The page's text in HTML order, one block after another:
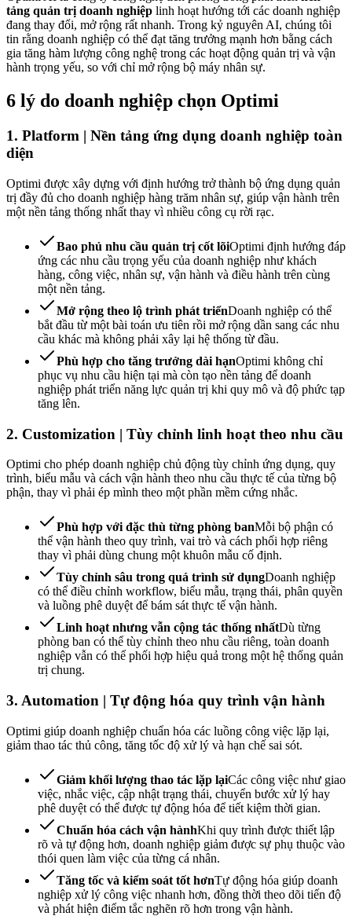
tảng quản trị doanh nghiệp linh hoạt hướng tới các doanh nghiệp
đang thay đổi, mở rộng rất nhanh. Trong kỷ nguyên AI, chúng tôi
tin rằng doanh nghiệp có thể đạt tăng trưởng mạnh hơn bằng cách
gia tăng hàm lượng công nghệ trong các hoạt động quản trị và vận
hành trọng yếu, so với chỉ mở rộng bộ máy nhân sự.
6 lý do doanh nghiệp chọn Optimi
1. Platform | Nền tảng ứng dụng doanh nghiệp toàn
diện
Optimi được xây dựng với định hướng trở thành bộ ứng dụng quản
trị đầy đủ cho doanh nghiệp hàng trăm nhân sự, giúp vận hành trên
một nền tảng thống nhất thay vì nhiều công cụ rời rạc.
Bao phủ nhu cầu quản trị cốt lõiOptimi định hướng đáp
ứng các nhu cầu trọng yếu của doanh nghiệp như khách
hàng, công việc, nhân sự, vận hành và điều hành trên cùng
một nền tảng.
Mở rộng theo lộ trình phát triểnDoanh nghiệp có thể
bắt đầu từ một bài toán ưu tiên rồi mở rộng dần sang các nhu
cầu khác mà không phải xây lại hệ thống từ đầu.
Phù hợp cho tăng trưởng dài hạnOptimi không chỉ
phục vụ nhu cầu hiện tại mà còn tạo nền tảng để doanh
nghiệp phát triển năng lực quản trị khi quy mô và độ phức tạp
tăng lên.
2. Customization | Tùy chỉnh linh hoạt theo nhu cầu
Optimi cho phép doanh nghiệp chủ động tùy chỉnh ứng dụng, quy
trình, biểu mẫu và cách vận hành theo nhu cầu thực tế của từng bộ
phận, thay vì phải ép mình theo một phần mềm cứng nhắc.
Phù hợp với đặc thù từng phòng banMỗi bộ phận có
thể vận hành theo quy trình, vai trò và cách phối hợp riêng
thay vì phải dùng chung một khuôn mẫu cố định.
Tùy chỉnh sâu trong quá trình sử dụngDoanh nghiệp
có thể điều chỉnh workflow, biểu mẫu, trạng thái, phân quyền
và luồng phê duyệt để bám sát thực tế vận hành.
Linh hoạt nhưng vẫn cộng tác thống nhấtDù từng
phòng ban có thể tùy chỉnh theo nhu cầu riêng, toàn doanh
nghiệp vẫn có thể phối hợp hiệu quả trong một hệ thống quản
trị chung.
3. Automation | Tự động hóa quy trình vận hành
Optimi giúp doanh nghiệp chuẩn hóa các luồng công việc lặp lại,
giảm thao tác thủ công, tăng tốc độ xử lý và hạn chế sai sót.
Giảm khối lượng thao tác lặp lạiCác công việc như giao
việc, nhắc việc, cập nhật trạng thái, chuyển bước xử lý hay
phê duyệt có thể được tự động hóa để tiết kiệm thời gian.
Chuẩn hóa cách vận hànhKhi quy trình được thiết lập
rõ và tự động hơn, doanh nghiệp giảm được sự phụ thuộc vào
thói quen làm việc của từng cá nhân.
Tăng tốc và kiểm soát tốt hơnTự động hóa giúp doanh
nghiệp xử lý công việc nhanh hơn, đồng thời theo dõi tiến độ
và phát hiện điểm tắc nghẽn rõ hơn trong vận hành.